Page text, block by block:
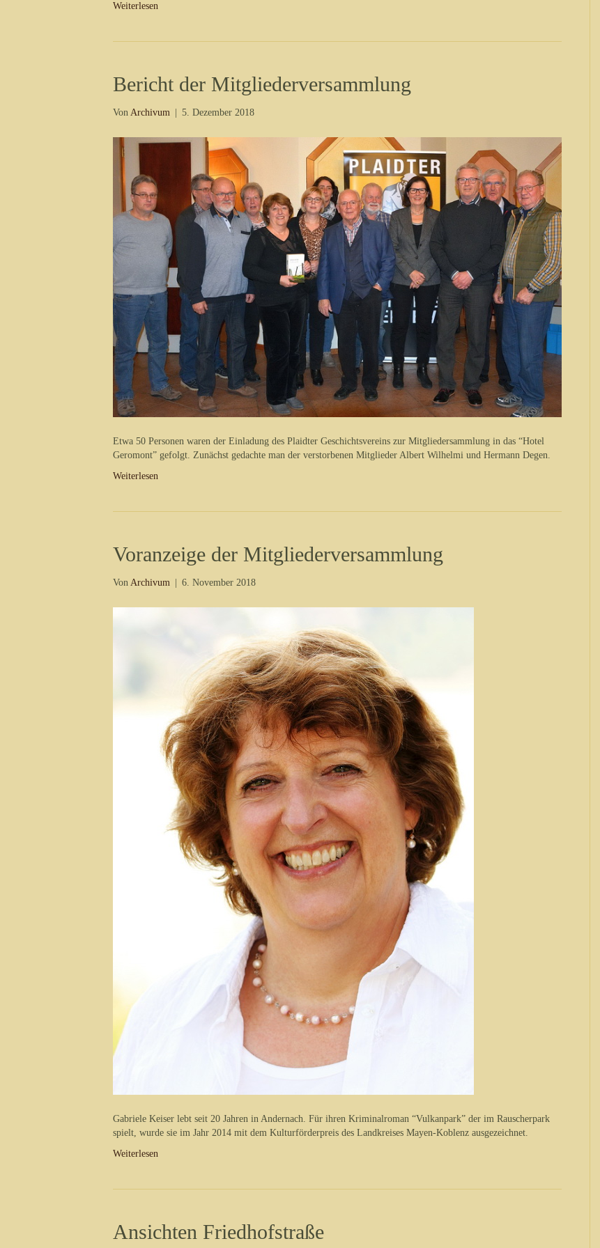
Weiterlesen
Bericht der Mitgliederversammlung
Von Archivum | 5. Dezember 2018
Etwa 50 Personen waren der Einladung des Plaidter Geschichtsvereins zur Mitgliedersammlung in das “Hotel
Geromont” gefolgt. Zunächst gedachte man der verstorbenen Mitglieder Albert Wilhelmi und Hermann Degen.
Weiterlesen
Voranzeige der Mitgliederversammlung
Von Archivum | 6. November 2018
Gabriele Keiser lebt seit 20 Jahren in Andernach. Für ihren Kriminalroman “Vulkanpark” der im Rauscherpark
spielt, wurde sie im Jahr 2014 mit dem Kulturförderpreis des Landkreises Mayen-Koblenz ausgezeichnet.
Weiterlesen
Ansichten Friedhofstraße